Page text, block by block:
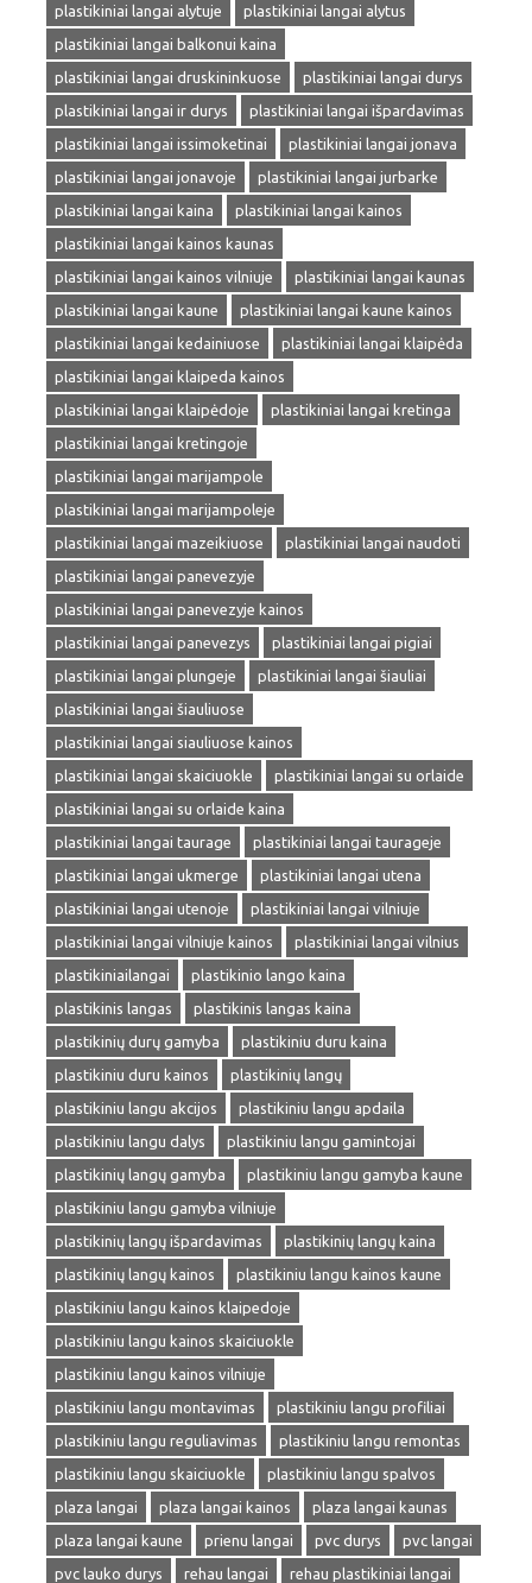
plastikiniai langai alytuje
plastikiniai langai alytus
plastikiniai langai balkonui kaina
plastikiniai langai druskininkuose
plastikiniai langai durys
plastikiniai langai ir durys
plastikiniai langai išpardavimas
plastikiniai langai issimoketinai
plastikiniai langai jonava
plastikiniai langai jonavoje
plastikiniai langai jurbarke
plastikiniai langai kaina
plastikiniai langai kainos
plastikiniai langai kainos kaunas
plastikiniai langai kainos vilniuje
plastikiniai langai kaunas
plastikiniai langai kaune
plastikiniai langai kaune kainos
plastikiniai langai kedainiuose
plastikiniai langai klaipėda
plastikiniai langai klaipeda kainos
plastikiniai langai klaipėdoje
plastikiniai langai kretinga
plastikiniai langai kretingoje
plastikiniai langai marijampole
plastikiniai langai marijampoleje
plastikiniai langai mazeikiuose
plastikiniai langai naudoti
plastikiniai langai panevezyje
plastikiniai langai panevezyje kainos
plastikiniai langai panevezys
plastikiniai langai pigiai
plastikiniai langai plungeje
plastikiniai langai šiauliai
plastikiniai langai šiauliuose
plastikiniai langai siauliuose kainos
plastikiniai langai skaiciuokle
plastikiniai langai su orlaide
plastikiniai langai su orlaide kaina
plastikiniai langai taurage
plastikiniai langai taurageje
plastikiniai langai ukmerge
plastikiniai langai utena
plastikiniai langai utenoje
plastikiniai langai vilniuje
plastikiniai langai vilniuje kainos
plastikiniai langai vilnius
plastikiniailangai
plastikinio lango kaina
plastikinis langas
plastikinis langas kaina
plastikinių durų gamyba
plastikiniu duru kaina
plastikiniu duru kainos
plastikinių langų
plastikiniu langu akcijos
plastikiniu langu apdaila
plastikiniu langu dalys
plastikiniu langu gamintojai
plastikinių langų gamyba
plastikiniu langu gamyba kaune
plastikiniu langu gamyba vilniuje
plastikinių langų išpardavimas
plastikinių langų kaina
plastikinių langų kainos
plastikiniu langu kainos kaune
plastikiniu langu kainos klaipedoje
plastikiniu langu kainos skaiciuokle
plastikiniu langu kainos vilniuje
plastikiniu langu montavimas
plastikiniu langu profiliai
plastikiniu langu reguliavimas
plastikiniu langu remontas
plastikiniu langu skaiciuokle
plastikiniu langu spalvos
plaza langai
plaza langai kainos
plaza langai kaunas
plaza langai kaune
prienu langai pvc durys
pvc langai
pvc lauko durys
rehau langai
rehau plastikiniai langai